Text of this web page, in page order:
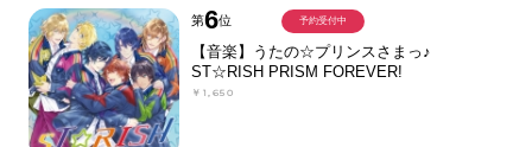
第6位
【音楽】うたの☆プリンスさまっ♪
ST☆RISH PRISM FOREVER!
￥1,650
予約受付中